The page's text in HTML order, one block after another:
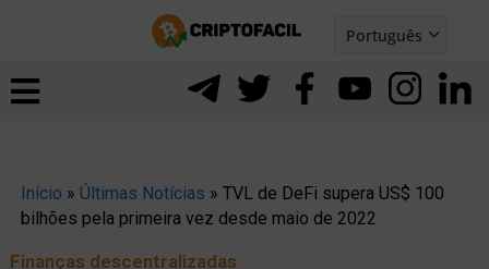
Português
Español
Início » Últimas Notícias » TVL de DeFi supera US$ 100
bilhões pela primeira vez desde maio de 2022
Finanças descentralizadas